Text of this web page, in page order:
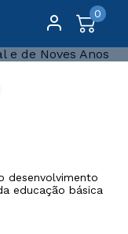
0
Noves
desenvolvimento
educação básica